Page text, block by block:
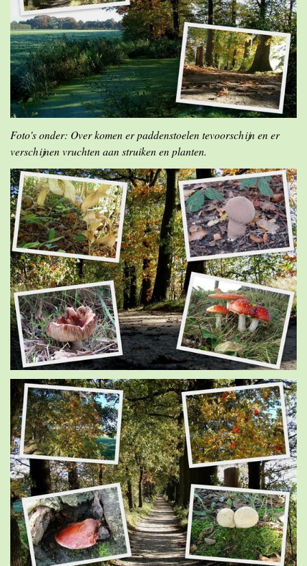
Foto's onder: Over komen er paddenstoelen tevoorschijn en er
verschijnen vruchten aan struiken en planten.